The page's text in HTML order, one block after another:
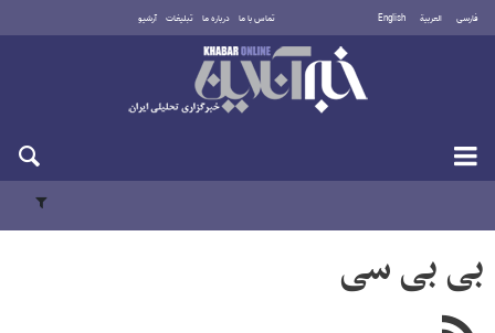
فارسی العربية English تماس با ما درباره ما تبلیغات آرشیو
دوشنبه ۱۹ مرداد ۱۴۰۵
بی بی سی